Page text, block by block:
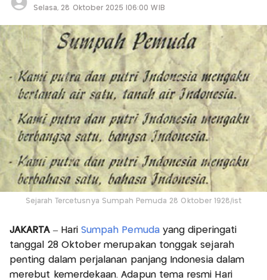
Selasa, 28 Oktober 2025 |06:00 WIB
Sejarah Tercetusnya Sumpah Pemuda 28 Oktober 1928/ist
JAKARTA– HariSumpah Pemuda yang diperingati
tanggal 28 Oktober merupakan tonggak sejarah
penting dalam perjalanan panjang Indonesia dalam
merebut kemerdekaan. Adapun tema resmi Hari